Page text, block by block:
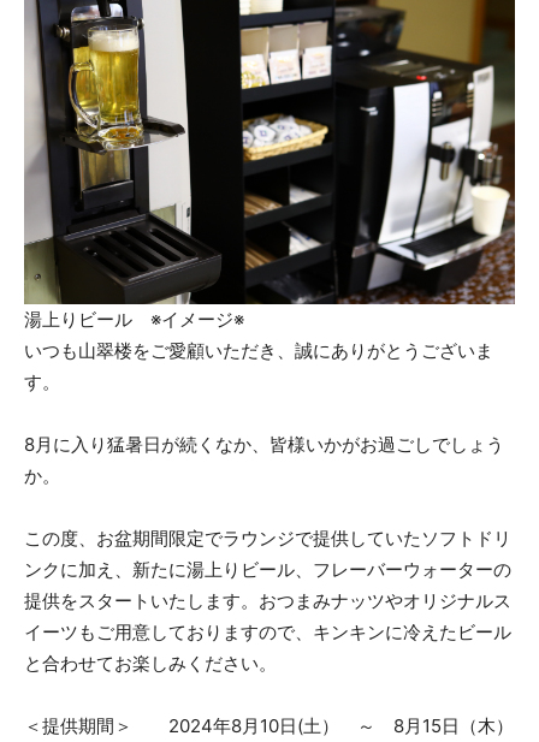
湯上りビール ※イメージ※
いつも山翠楼をご愛顧いただき、誠にありがとうございま
す。
8月に入り猛暑日が続くなか、皆様いかがお過ごしでしょう
か。
この度、お盆期間限定でラウンジで提供していたソフトドリ
ンクに加え、新たに湯上りビール、フレーバーウォーターの
提供をスタートいたします。おつまみナッツやオリジナルス
イーツもご用意しておりますので、キンキンに冷えたビール
と合わせてお楽しみください。
＜提供期間＞ 2024年8月10日(土） ～ 8月15日（木）